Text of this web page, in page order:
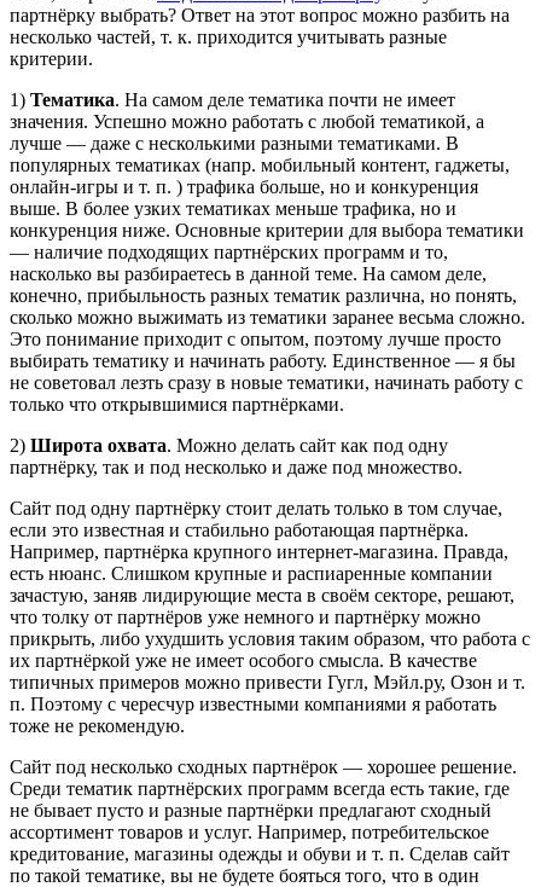
партнёрку выбрать? Ответ на этот вопрос можно разбить на
несколько частей, т. к. приходится учитывать разные
критерии.
1) Тематика. На самом деле тематика почти не имеет
значения. Успешно можно работать с любой тематикой, а
лучше — даже с несколькими разными тематиками. В
популярных тематиках (напр. мобильный контент, гаджеты,
онлайн-игры и т. п. ) трафика больше, но и конкуренция
выше. В более узких тематиках меньше трафика, но и
конкуренция ниже. Основные критерии для выбора тематики
— наличие подходящих партнёрских программ и то,
насколько вы разбираетесь в данной теме. На самом деле,
конечно, прибыльность разных тематик различна, но понять,
сколько можно выжимать из тематики заранее весьма сложно.
Это понимание приходит с опытом, поэтому лучше просто
выбирать тематику и начинать работу. Единственное — я бы
не советовал лезть сразу в новые тематики, начинать работу с
только что открывшимися партнёрками.
2) Широта охвата. Можно делать сайт как под одну
партнёрку, так и под несколько и даже под множество.
Сайт под одну партнёрку стоит делать только в том случае,
если это известная и стабильно работающая партнёрка.
Например, партнёрка крупного интернет-магазина. Правда,
есть нюанс. Слишком крупные и распиаренные компании
зачастую, заняв лидирующие места в своём секторе, решают,
что толку от партнёров уже немного и партнёрку можно
прикрыть, либо ухудшить условия таким образом, что работа с
их партнёркой уже не имеет особого смысла. В качестве
типичных примеров можно привести Гугл, Мэйл.ру, Озон и т.
п. Поэтому с чересчур известными компаниями я работать
тоже не рекомендую.
Сайт под несколько сходных партнёрок — хорошее решение.
Среди тематик партнёрских программ всегда есть такие, где
не бывает пусто и разные партнёрки предлагают сходный
ассортимент товаров и услуг. Например, потребительское
кредитование, магазины одежды и обуви и т. п. Сделав сайт
по такой тематике, вы не будете бояться того, что в один